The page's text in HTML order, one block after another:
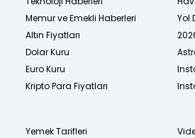
Memur ve Emekli Haberleri
Altın Fiyatları
Dolar Kuru
Euro Kuru
Kripto Para Fiyatları
Yol
Yemek Tarifleri